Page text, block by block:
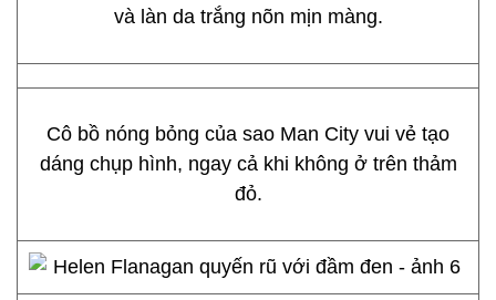
và làn da trắng nõn mịn màng.
Cô bồ nóng bỏng của sao Man City vui vẻ tạo
dáng chụp hình, ngay cả khi không ở trên thảm
đỏ.